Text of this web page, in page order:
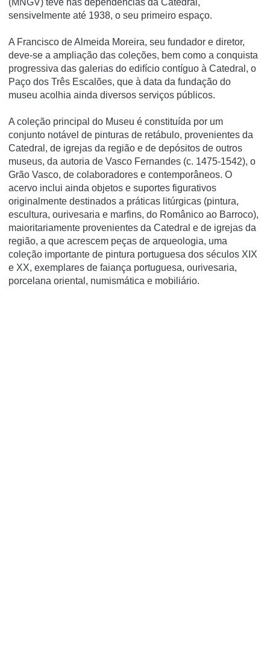
(MNGV) teve nas dependências da Catedral,
sensivelmente até 1938, o seu primeiro espaço.
A Francisco de Almeida Moreira, seu fundador e diretor,
deve-se a ampliação das coleções, bem como a conquista
progressiva das galerias do edifí­cio contí­guo à Catedral, o
Paço dos Três Escalões, que à data da fundação do
museu acolhia ainda diversos serviços públicos.
A coleção principal do Museu é constituí­da por um
conjunto notável de pinturas de retábulo, provenientes da
Catedral, de igrejas da região e de depósitos de outros
museus, da autoria de Vasco Fernandes (c. 1475-1542), o
Grão Vasco, de colaboradores e contemporâneos. O
acervo inclui ainda objetos e suportes figurativos
originalmente destinados a práticas litúrgicas (pintura,
escultura, ourivesaria e marfins, do Românico ao Barroco),
maioritariamente provenientes da Catedral e de igrejas da
região, a que acrescem peças de arqueologia, uma
coleção importante de pintura portuguesa dos séculos XIX
e XX, exemplares de faiança portuguesa, ourivesaria,
porcelana oriental, numismática e mobiliário.